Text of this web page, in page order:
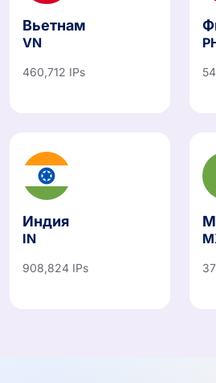
Вьетнам
VN
460,712 IPs
Индия
IN
908,824 IPs